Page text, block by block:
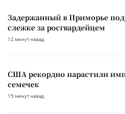
Задержанный в Приморье
слежке за росгвардейцем
12 минут назад
США рекордно нарастили
семечек
15 минут назад